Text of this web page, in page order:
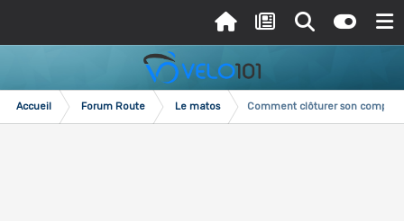
Accueil Forum Route Le matos Comment clôturer son compte